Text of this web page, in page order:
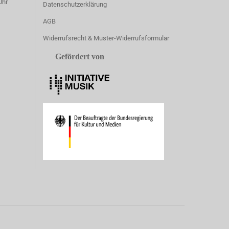
Datenschutzerklärung
AGB
Widerrufsrecht & Muster-Widerrufsformular
Gefördert von